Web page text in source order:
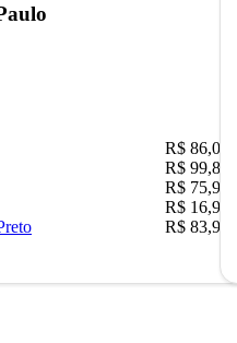
R$ 86,00
R$ 99,89
R$ 75,90
R$ 16,90
R$ 83,90